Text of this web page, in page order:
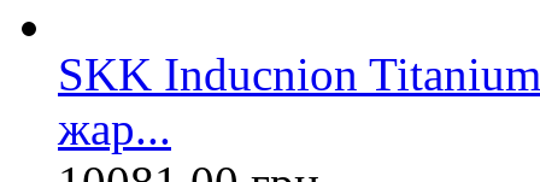
SKK Inducnion
жар...